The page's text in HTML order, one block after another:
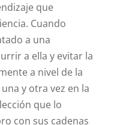
que
Cuando
a una
a ella y evitar la
a nivel de la
y otra vez en la
que lo
con sus cadenas